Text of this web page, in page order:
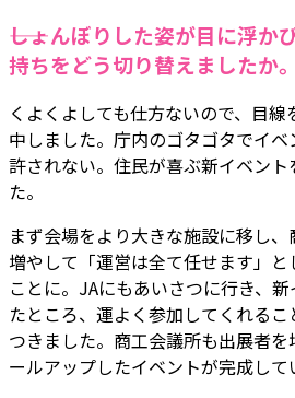
――しょんぼりした姿が目に浮
持ちをどう切り替えましたか。
くよくよしても仕方ないので、目
中しました。庁内のゴタゴタでイ
許されない。住民が喜ぶ新イベン
た。
まず会場をより大きな施設に移し
増やして「運営は全て任せます」
ことに。JAにもあいさつに行き、
たところ、運よく参加してくれる
つきました。商工会議所も出展者
ールアップしたイベントが完成して